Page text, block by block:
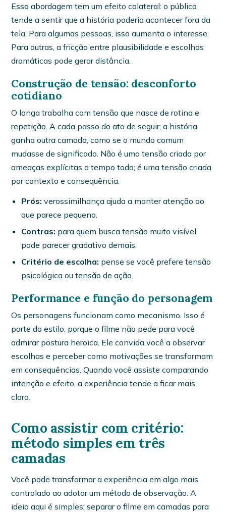
Essa abordagem tem um efeito colateral: o público
tende a sentir que a história poderia acontecer fora da
tela. Para algumas pessoas, isso aumenta o interesse.
Para outras, a fricção entre plausibilidade e escolhas
dramáticas pode gerar distância.
Construção de tensão: desconforto
cotidiano
O longa trabalha com tensão que nasce de rotina e
repetição. A cada passo do ato de seguir, a história
ganha outra camada, como se o mundo comum
mudasse de significado. Não é uma tensão criada por
ameaças explícitas o tempo todo; é uma tensão criada
por contexto e consequência.
Prós: verossimilhança ajuda a manter atenção ao
que parece pequeno.
Contras: para quem busca tensão muito visível,
pode parecer gradativo demais.
Critério de escolha: pense se você prefere tensão
psicológica ou tensão de ação.
Performance e função do personagem
Os personagens funcionam como mecanismo. Isso é
parte do estilo, porque o filme não pede para você
admirar postura heroica. Ele convida você a observar
escolhas e perceber como motivações se transformam
em consequências. Quando você assiste comparando
intenção e efeito, a experiência tende a ficar mais
clara.
Como assistir com critério:
método simples em três
camadas
Você pode transformar a experiência em algo mais
controlado ao adotar um método de observação. A
ideia aqui é simples: separar o filme em camadas para